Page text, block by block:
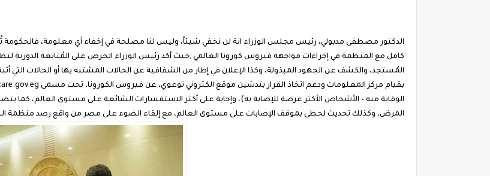
الدكتور مصطفى مدبولي، رئيس مجلس الوزراء انة لن نخفي شيئاً، وليس لنا مصلحة في إخفاء أي معلومة، فالحكومة
كامل مع المنظمة في إجراءات مواجهة فيروس كورونا العالمي ,حيث أكد رئيس الوزراء الحرص على المُتابعة الدورية
المُستجد، والكشف عن الجهود المبذولة، وكذا الإعلان في إطار من الشفافية عن الحالات المشتبه بها أو الحالات التي
الوقاية منه – الأشخاص الأكثر عرضة للإصابة به)، وإجابة على أكثر الاستفسارات الشائعة على مستوى العالم، كما
المرض، وكذلك تحديث لحظى بموقف الإصابات على مستوى العالم، مع إلقاء الضوء على مصر من واقع رصد منظمة